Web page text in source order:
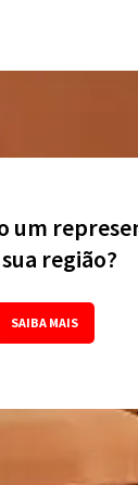
um
região?
SAIBA MAIS